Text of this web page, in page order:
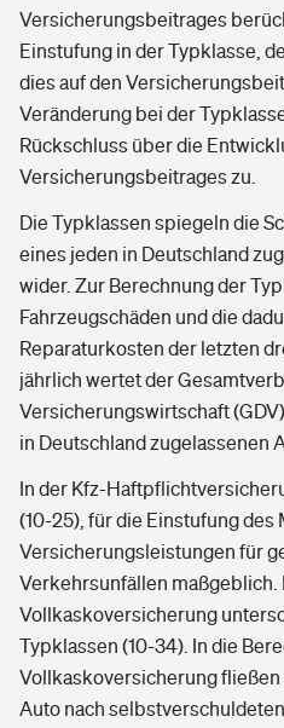
Versicherungsbeitrages
Einstufung in der Typklasse,
dies auf den
Veränderung bei der
Rückschluss über die
Versicherungsbeitrages zu.
Die Typklassen spiegeln die
eines jeden in Deutschland
wider. Zur Berechnung der
Fahrzeugschäden und die
Reparaturkosten der letzten
jährlich wertet der
Versicherungswirtschaft
in Deutschland zugelassenen
In der Kfz-
(10-25), für die Einstufung des
Versicherungsleistungen für
Verkehrsunfällen maßgeblich.
Vollkaskoversicherung
Typklassen (10-34). In die
Vollkaskoversicherung fließen
Auto nach